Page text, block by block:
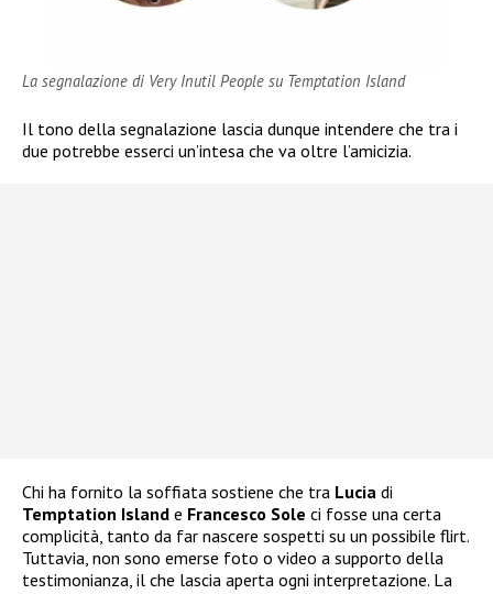
La segnalazione di Very Inutil People su Temptation Island
Il tono della segnalazione lascia dunque intendere che tra i
due potrebbe esserci un’intesa che va oltre l’amicizia.
Chi ha fornito la soffiata sostiene che tra Lucia di
Temptation Island e Francesco Sole ci fosse una certa
complicità, tanto da far nascere sospetti su un possibile flirt.
Tuttavia, non sono emerse foto o video a supporto della
testimonianza, il che lascia aperta ogni interpretazione. La